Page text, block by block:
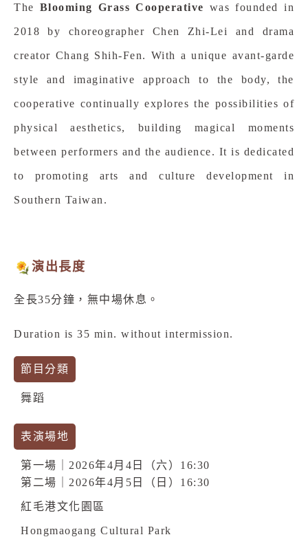
The Blooming Grass Cooperative was founded in
2018 by choreographer Chen Zhi-Lei and drama
creator Chang Shih-Fen. With a unique avant-garde
style and imaginative approach to the body, the
cooperative continually explores the possibilities of
physical aesthetics, building magical moments
between performers and the audience. It is dedicated
to promoting arts and culture development in
Southern Taiwan.
演出長度
全長35分鐘，無中場休息。
Duration is 35 min. without intermission.
節目分類
舞蹈
表演場地
第一場｜2026年4月4日（六）16:30
第二場｜2026年4月5日（日）16:30
紅毛港文化園區
Hongmaogang Cultural Park